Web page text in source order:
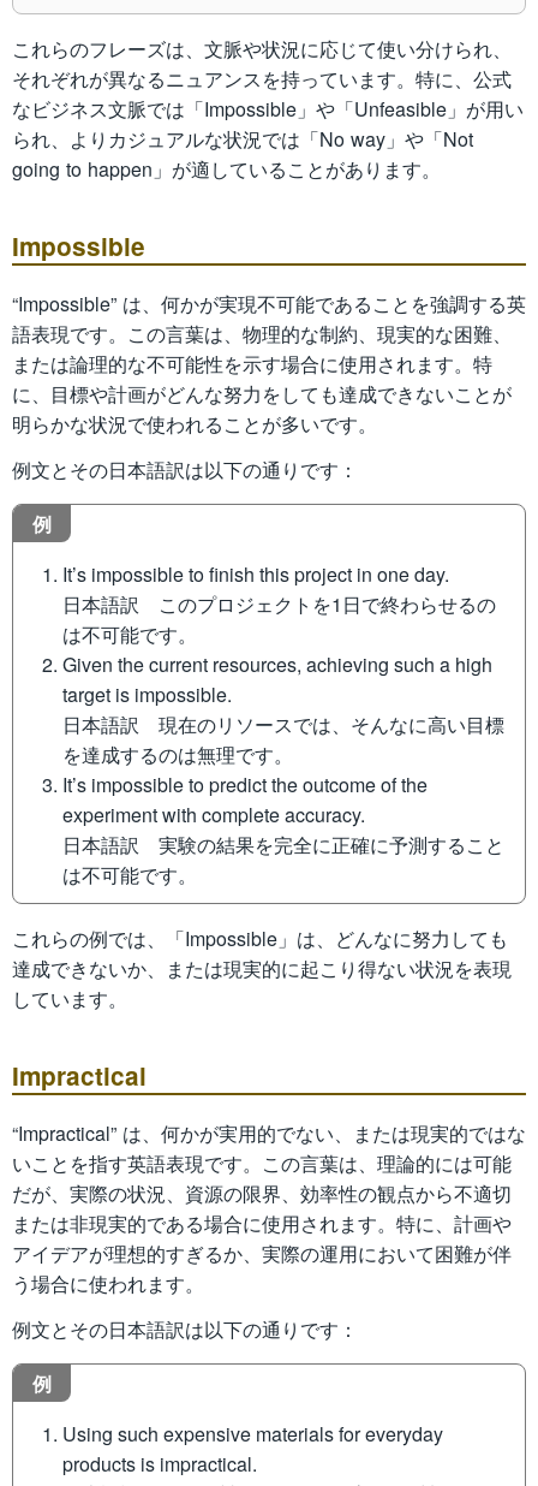
これらのフレーズは、文脈や状況に応じて使い分けられ、
それぞれが異なるニュアンスを持っています。特に、公式
なビジネス文脈では「Impossible」や「Unfeasible」が用い
られ、よりカジュアルな状況では「No way」や「Not
going to happen」が適していることがあります。
Impossible
“Impossible” は、何かが実現不可能であることを強調する英
語表現です。この言葉は、物理的な制約、現実的な困難、
または論理的な不可能性を示す場合に使用されます。特
に、目標や計画がどんな努力をしても達成できないことが
明らかな状況で使われることが多いです。
例文とその日本語訳は以下の通りです：
例
It’s impossible to finish this project in one day.
日本語訳 このプロジェクトを1日で終わらせるの
は不可能です。
Given the current resources, achieving such a high
target is impossible.
日本語訳 現在のリソースでは、そんなに高い目標
を達成するのは無理です。
It’s impossible to predict the outcome of the
experiment with complete accuracy.
日本語訳 実験の結果を完全に正確に予測すること
は不可能です。
これらの例では、「Impossible」は、どんなに努力しても
達成できないか、または現実的に起こり得ない状況を表現
しています。
Impractical
“Impractical” は、何かが実用的でない、または現実的ではな
いことを指す英語表現です。この言葉は、理論的には可能
だが、実際の状況、資源の限界、効率性の観点から不適切
または非現実的である場合に使用されます。特に、計画や
アイデアが理想的すぎるか、実際の運用において困難が伴
う場合に使われます。
例文とその日本語訳は以下の通りです：
例
Using such expensive materials for everyday
products is impractical.